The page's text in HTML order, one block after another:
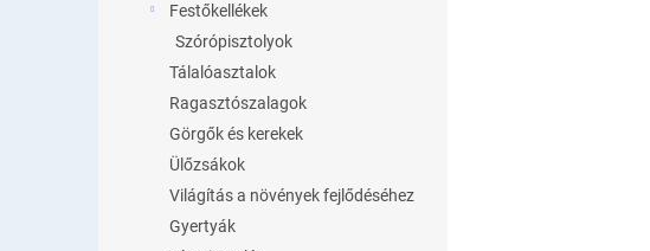
Festőkellékek
Szórópisztolyok
Tálalóasztalok
Ragasztószalagok
Görgők és kerekek
Ülőzsákok
Világítás a növények fejlődéséhez
Gyertyák